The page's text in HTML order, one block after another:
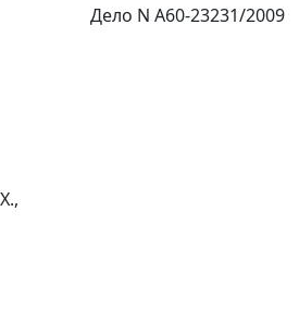
Дело N А60-23231/2009